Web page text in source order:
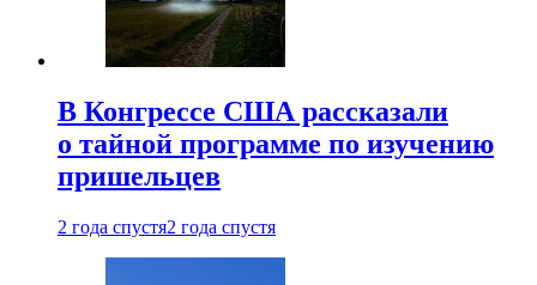
В Конгрессе США рассказали
о тайной программе по изучению
пришельцев
2 года спустя2 года спустя